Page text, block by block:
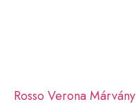
Rosso Verona Márvány